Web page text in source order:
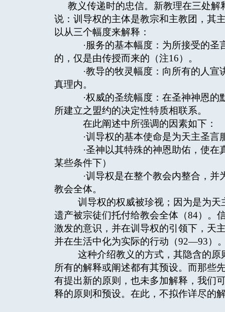
教义传递时的忠信。新教理在三处
说：训导权的主体是教宗和主教团，其
以从三个幅度来解释：
·服务的基本幅度：为所接受的圣
的，仅是由传授而来的（注16）。
·教导的牧灵幅度：向所有的人宣
真理内。
·权威的圣统幅度：在圣神神恩的
所建立之盟约的决定性特质相联系。
在此阐述中所强调的因素如下：
·训导权的基本使命是为天主圣言
·圣神以其特殊的神恩助佑，使在
某些条件下）
·训导权是在整个教会内整合，并
教会全体。
训导权的权威被珍视；因为是为天
遗产被宗徒们托付给教会全体（84）。
激发的意识，并在训导权的引领下，天
并在生活中化为实际的行动（92—93）
这种介绍教义的方式，其隐含的原
所有的解释或阐述都有其预设。而那些
有提出新的原则，也未多加解释，我们
释的原则和预设。在此，不拟作详尽的